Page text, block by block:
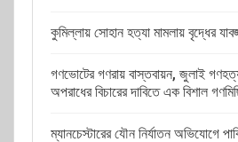
কুমিল্লায় সোহান হত্যা মামলায় বৃদ্ধের
গণভোটের গণরায় বাস্তবায়ন, জুলাই
অপরাধের বিচারের দাবিতে এক বিশাল
ম্যানচেস্টারের যৌন নির্যাতন অভিযোগে